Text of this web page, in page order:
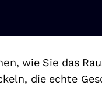
wie Sie das
die echte